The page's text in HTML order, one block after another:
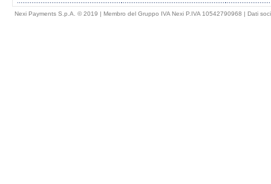
Nexi Payments S.p.A. © 2019 | Membro del Gruppo IVA Nexi P.IVA 10542790968 | Dati